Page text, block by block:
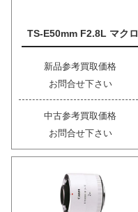
TS-E50mm F2.8L マクロ
新品参考買取価格
お問合せ下さい
中古参考買取価格
お問合せ下さい